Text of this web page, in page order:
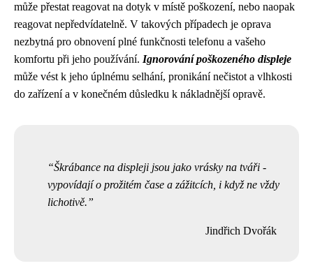
může přestat reagovat na dotyk v místě poškození, nebo naopak
reagovat nepředvídatelně. V takových případech je oprava
nezbytná pro obnovení plné funkčnosti telefonu a vašeho
komfortu při jeho používání. Ignorování poškozeného displeje
může vést k jeho úplnému selhání, pronikání nečistot a vlhkosti
do zařízení a v konečném důsledku k nákladnější opravě.
Škrábance na displeji jsou jako vrásky na tváři -
vypovídají o prožitém čase a zážitcích, i když ne vždy
lichotivě.
Jindřich Dvořák